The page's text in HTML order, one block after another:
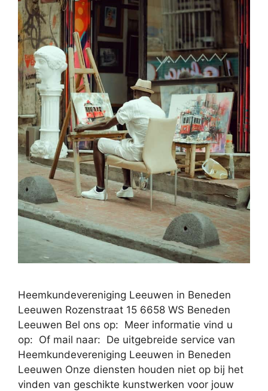
Heemkundevereniging Leeuwen in Beneden
Leeuwen Rozenstraat 15 6658 WS Beneden
Leeuwen Bel ons op: Meer informatie vind u
op: Of mail naar: De uitgebreide service van
Heemkundevereniging Leeuwen in Beneden
Leeuwen Onze diensten houden niet op bij het
vinden van geschikte kunstwerken voor jouw